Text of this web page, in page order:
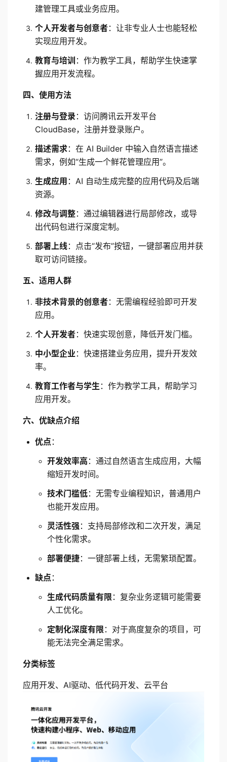
建管理工具或业务应用。
个人开发者与创意者：让非专业人士也能轻松
实现应用开发。
教育与培训 ：作为教学工具，帮助学生快速掌
握应用开发流程。
四、使用方法
注册与登录 ：访问腾讯云开发平台
CloudBase，注册并登录账户。
描述需求：在 AI Builder 中输入自然语言描述
需求，例如“生成一个鲜花管理应用”。
生成应用 ：AI 自动生成完整的应用代码及后端
资源。
修改与调整：通过编辑器进行局部修改，或导
出代码包进行深度定制。
部署上线：点击“发布”按钮，一键部署应用并获
取可访问链接。
五、适用人群
非技术背景的创意者：无需编程经验即可开发
应用。
个人开发者：快速实现创意，降低开发门槛。
中小型企业 ：快速搭建业务应用，提升开发效
率。
教育工作者与学生 ：作为教学工具，帮助学习
应用开发。
六、优缺点介绍
优点 ：
开发效率高 ：通过自然语言生成应用，大幅
缩短开发时间。
技术门槛低：无需专业编程知识，普通用户
也能开发应用。
灵活性强 ：支持局部修改和二次开发，满足
个性化需求。
部署便捷：一键部署上线，无需繁琐配置。
缺点 ：
生成代码质量有限 ：复杂业务逻辑可能需要
人工优化。
定制化深度有限 ：对于高度复杂的项目，可
能无法完全满足需求。
分类标签
应用开发、AI驱动、低代码开发、云平台